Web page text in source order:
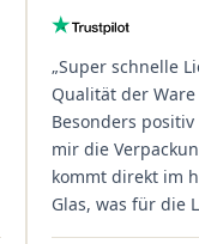
„Super schnelle
Qualität der
Besonders
mir die
kommt direkt im
Glas, was für die
ist. Ich bestelle